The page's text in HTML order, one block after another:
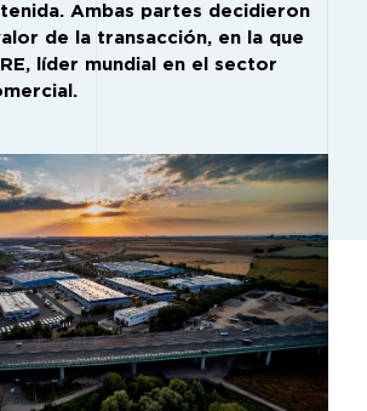
Ambas partes decidieron
de la transacción, en la que
líder mundial en el sector